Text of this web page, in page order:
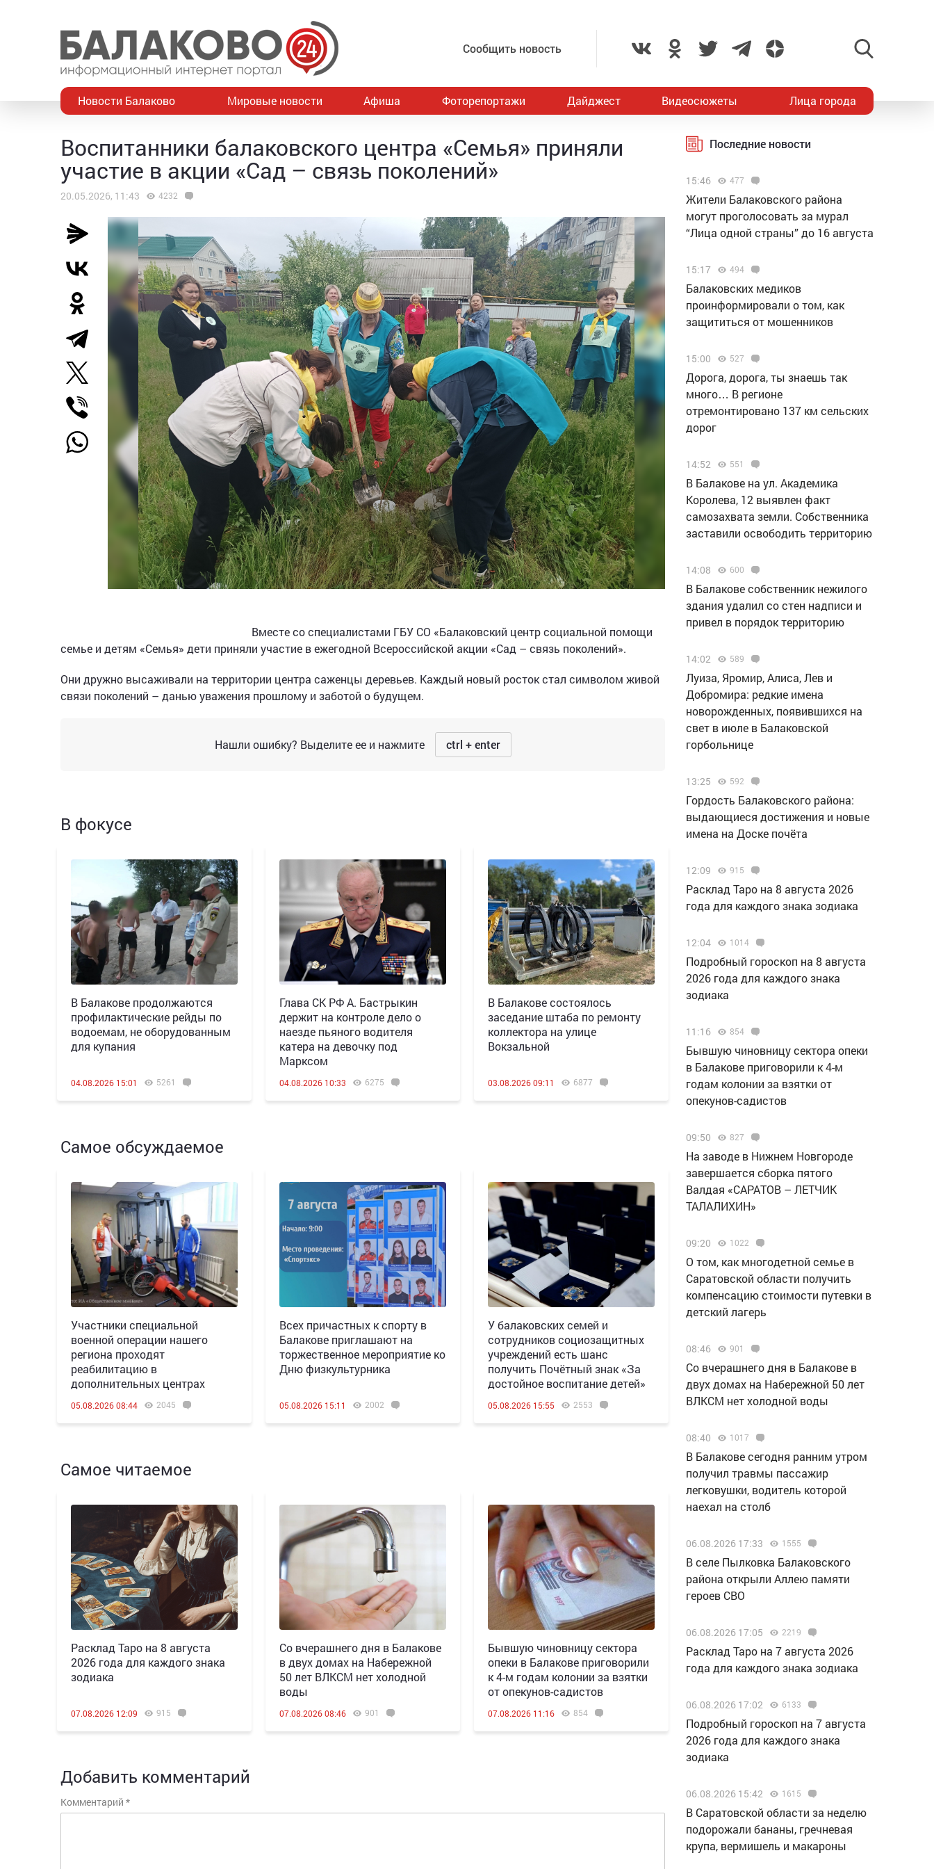
Сообщить новость
Новости Балаково Мировые новости Афиша Фоторепортажи Дайджест Видеосюжеты Лица города
Воспитанники балаковского центра «Семья» приняли
участие в акции «Сад – связь поколений»
20.05.2026, 11:43 4232
Вместе со специалистами ГБУ СО «Балаковский центр социальной помощи
семье и детям «Семья» дети приняли участие в ежегодной Всероссийской акции «Сад – связь поколений».
Они дружно высаживали на территории центра саженцы деревьев. Каждый новый росток стал символом живой
связи поколений – данью уважения прошлому и заботой о будущем.
Нашли ошибку? Выделите ее и нажмите ctrl + enter
В фокусе
В Балакове продолжаются
профилактические рейды по
водоемам, не оборудованным
для купания
04.08.2026 15:01 5261
Глава СК РФ А. Бастрыкин
держит на контроле дело о
наезде пьяного водителя
катера на девочку под
Марксом
04.08.2026 10:33 6275
В Балакове состоялось
заседание штаба по ремонту
коллектора на улице
Вокзальной
03.08.2026 09:11 6877
Самое обсуждаемое
Участники специальной
военной операции нашего
региона проходят
реабилитацию в
дополнительных центрах
05.08.2026 08:44 2045
Всех причастных к спорту в
Балакове приглашают на
торжественное мероприятие ко
Дню физкультурника
05.08.2026 15:11 2002
У балаковских семей и
сотрудников социозащитных
учреждений есть шанс
получить Почётный знак «За
достойное воспитание детей»
05.08.2026 15:55 2553
Самое читаемое
Расклад Таро на 8 августа
2026 года для каждого знака
зодиака
07.08.2026 12:09 915
Со вчерашнего дня в Балакове
в двух домах на Набережной
50 лет ВЛКСМ нет холодной
воды
07.08.2026 08:46 901
Бывшую чиновницу сектора
опеки в Балакове приговорили
к 4-м годам колонии за взятки
от опекунов-садистов
07.08.2026 11:16 854
Добавить комментарий
Комментарий *
Последние новости
15:46 477
Жители Балаковского района
могут проголосовать за мурал
“Лица одной страны” до 16 августа
15:17 494
Балаковских медиков
проинформировали о том, как
защититься от мошенников
15:00 527
Дорога, дорога, ты знаешь так
много… В регионе
отремонтировано 137 км сельских
дорог
14:52 551
В Балакове на ул. Академика
Королева, 12 выявлен факт
самозахвата земли. Собственника
заставили освободить территорию
14:08 600
В Балакове собственник нежилого
здания удалил со стен надписи и
привел в порядок территорию
14:02 589
Луиза, Яромир, Алиса, Лев и
Добромира: редкие имена
новорожденных, появившихся на
свет в июле в Балаковской
горбольнице
13:25 592
Гордость Балаковского района:
выдающиеся достижения и новые
имена на Доске почёта
12:09 915
Расклад Таро на 8 августа 2026
года для каждого знака зодиака
12:04 1014
Подробный гороскоп на 8 августа
2026 года для каждого знака
зодиака
11:16 854
Бывшую чиновницу сектора опеки
в Балакове приговорили к 4-м
годам колонии за взятки от
опекунов-садистов
09:50 827
Н️а заводе в Нижнем Новгороде
завершается сборка пятого
Валдая «САРАТОВ – ЛЕТЧИК
ТАЛАЛИХИН»
09:20 1022
О том, как многодетной семье в
Саратовской области получить
компенсацию стоимости путевки в
детский лагерь
08:46 901
Со вчерашнего дня в Балакове в
двух домах на Набережной 50 лет
ВЛКСМ нет холодной воды
08:40 1017
В Балакове сегодня ранним утром
получил травмы пассажир
легковушки, водитель которой
наехал на столб
06.08.2026 17:33 1555
В селе Пылковка Балаковского
района открыли Аллею памяти
героев СВО
06.08.2026 17:05 2219
Расклад Таро на 7 августа 2026
года для каждого знака зодиака
06.08.2026 17:02 6133
Подробный гороскоп на 7 августа
2026 года для каждого знака
зодиака
06.08.2026 15:42 1615
В Саратовской области за неделю
подорожали бананы, гречневая
крупа, вермишель и макароны